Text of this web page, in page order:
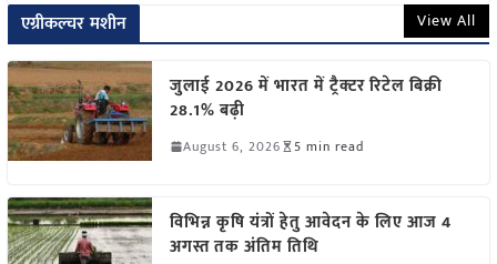
एग्रीकल्चर मशीन View All
जुलाई 2026 में भारत में ट्रैक्टर रिटेल बिक्री
28.1% बढ़ी
August 6, 2026 5 min read
विभिन्न कृषि यंत्रों हेतु आवेदन के लिए आज 4
अगस्त तक अंतिम तिथि